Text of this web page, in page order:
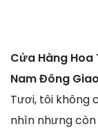
Cửa Hàng Hoa
Nam Đông
Tươi, tôi không
nhìn nhưng